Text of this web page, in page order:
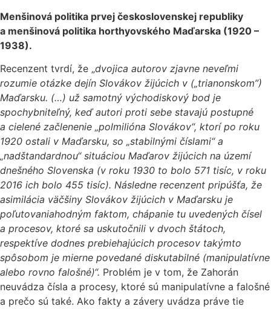
Menšinová politika prvej československej republiky
a menšinová politika horthyovského Maďarska (1920 –
1938).
Recenzent tvrdí, že „dvojica autorov zjavne neveľmi
rozumie otázke dejín Slovákov žijúcich v („trianonskom”)
Maďarsku. (…) už samotný východiskový bod je
spochybniteľný, keď autori proti sebe stavajú postupné
a cielené začlenenie „polmilióna Slovákov“, ktorí po roku
1920 ostali v Maďarsku, so „stabilnými číslami“ a
„nadštandardnou“ situáciou Maďarov žijúcich na území
dnešného Slovenska (v roku 1930 to bolo 571 tisíc, v roku
2016 ich bolo 455 tisíc). Následne recenzent pripúšťa, že
asimilácia väčšiny Slovákov žijúcich v Maďarsku je
poľutovaniahodným faktom, chápanie tu uvedených čísel
a procesov, ktoré sa uskutočnili v dvoch štátoch,
respektíve dodnes prebiehajúcich procesov takýmto
spôsobom je mierne povedané diskutabilné (manipulatívne
alebo rovno falošné)“. Problém je v tom, že Zahorán
neuvádza čísla a procesy, ktoré sú manipulatívne a falošné
a prečo sú také. Ako fakty a závery uvádza práve tie